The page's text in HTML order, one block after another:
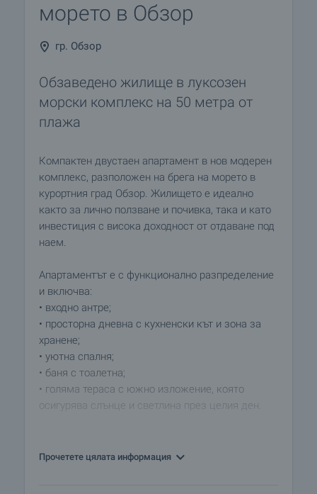
морето в Обзор
гр. Обзор
Обзаведено жилище в луксозен
морски комплекс на 50 метра от
плажа
Компактен двустаен апартамент в нов модерен
комплекс, разположен на брега на морето в
курортния град Обзор. Жилището е идеално
както за лично ползване и почивка, така и като
инвестиция с висока доходност от отдаване под
наем.
Апартаментът е с функционално разпределение
и включва:
• входно антре;
• просторна дневна с кухненски кът и зона за
хранене;
• уютна спалня;
• баня с тоалетна;
• голяма тераса с южно изложение, която
осигурява слънце и светлина през целия ден.
среда сред борове и морски бриз, като
Прочетете цялата информация